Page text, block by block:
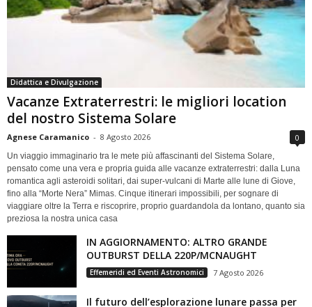
Didattica e Divulgazione
Vacanze Extraterrestri: le migliori location
del nostro Sistema Solare
Agnese Caramanico - 8 Agosto 2026 0
Un viaggio immaginario tra le mete più affascinanti del Sistema Solare,
pensato come una vera e propria guida alle vacanze extraterrestri: dalla Luna
romantica agli asteroidi solitari, dai super-vulcani di Marte alle lune di Giove,
fino alla “Morte Nera” Mimas. Cinque itinerari impossibili, per sognare di
viaggiare oltre la Terra e riscoprire, proprio guardandola da lontano, quanto sia
preziosa la nostra unica casa
IN AGGIORNAMENTO: ALTRO GRANDE
OUTBURST DELLA 220P/MCNAUGHT
Effemeridi ed Eventi Astronomici 7 Agosto 2026
Il futuro dell’esplorazione lunare passa per